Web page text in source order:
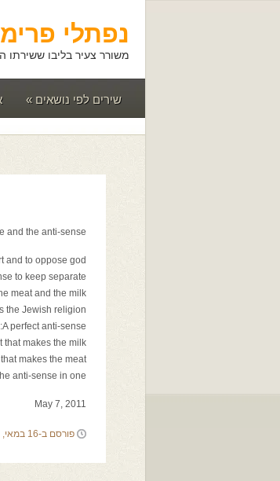
נפתלי
משורר צעיר בליבו ששירתו
שירים לפי נושאים »
and the anti-sense
and to oppose god
to keep separate
meat and the milk.
the Jewish religion.
A perfect anti-sense:
that makes the milk.
makes the meat.
anti-sense in one.
May 7, 2011
פורסם ב-16 במאי, 2016